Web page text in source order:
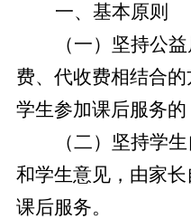
一、基本原则
（一）坚持公
费、代收费相结合
学生参加课后服务的
（二）坚持学
和学生意见，由家
课后服务。